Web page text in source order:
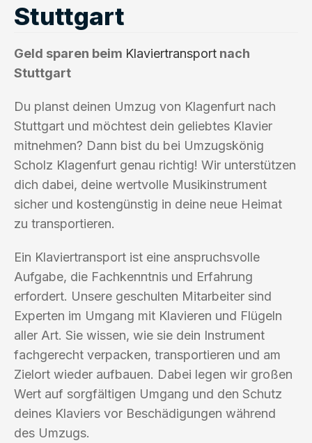
Stuttgart
Geld sparen beim Klaviertransport nach
Stuttgart
Du planst deinen Umzug von Klagenfurt nach
Stuttgart und möchtest dein geliebtes Klavier
mitnehmen? Dann bist du bei Umzugskönig
Scholz Klagenfurt genau richtig! Wir unterstützen
dich dabei, deine wertvolle Musikinstrument
sicher und kostengünstig in deine neue Heimat
zu transportieren.
Ein Klaviertransport ist eine anspruchsvolle
Aufgabe, die Fachkenntnis und Erfahrung
erfordert. Unsere geschulten Mitarbeiter sind
Experten im Umgang mit Klavieren und Flügeln
aller Art. Sie wissen, wie sie dein Instrument
fachgerecht verpacken, transportieren und am
Zielort wieder aufbauen. Dabei legen wir großen
Wert auf sorgfältigen Umgang und den Schutz
deines Klaviers vor Beschädigungen während
des Umzugs.